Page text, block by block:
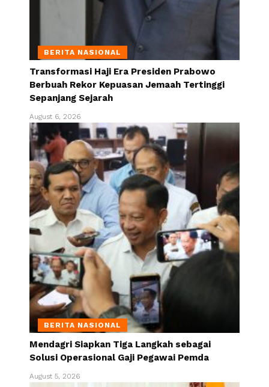
BERITA NASIONAL
Transformasi Haji Era Presiden Prabowo
Berbuah Rekor Kepuasan Jemaah Tertinggi
Sepanjang Sejarah
August 6, 2026
BERITA NASIONAL
Mendagri Siapkan Tiga Langkah sebagai
Solusi Operasional Gaji Pegawai Pemda
August 5, 2026